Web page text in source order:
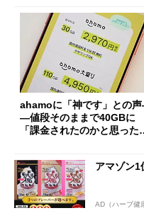
ahamoに「神です」との
―値段そのままで40GBに
「課金されたのかと思った
アマゾン1
AD（ハーブ健